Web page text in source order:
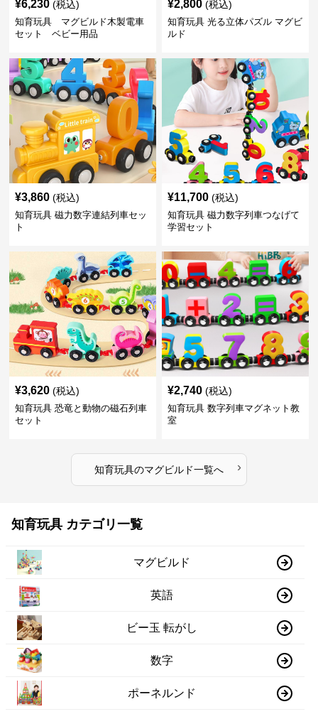
¥6,230 (税込)
知育玩具 マグビルド木製電車
セット ベビー用品
¥2,800 (税込)
知育玩具 光る立体パズル マグビ
ルド
¥3,860 (税込)
知育玩具 磁力数字連結列車セッ
ト
¥11,700 (税込)
知育玩具 磁力数字列車つなげて
学習セット
¥3,620 (税込)
知育玩具 恐竜と動物の磁石列車
セット
¥2,740 (税込)
知育玩具 数字列車マグネット教
室
知育玩具のマグビルド一覧へ ›
知育玩具 カテゴリ一覧
マグビルド
英語
ビー玉 転がし
数字
ポーネルンド